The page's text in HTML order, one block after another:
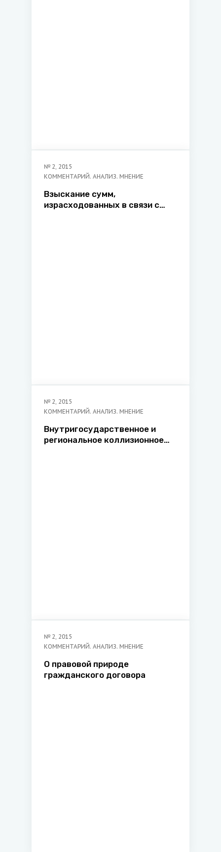
№ 2, 2015
КОММЕНТАРИЙ. АНАЛИЗ. МНЕНИЕ
Взыскание сумм,
израсходованных в связи с
№ 2, 2015
КОММЕНТАРИЙ. АНАЛИЗ. МНЕНИЕ
Внутригосударственное и
региональное коллизионное
№ 2, 2015
КОММЕНТАРИЙ. АНАЛИЗ. МНЕНИЕ
О правовой природе
гражданского договора